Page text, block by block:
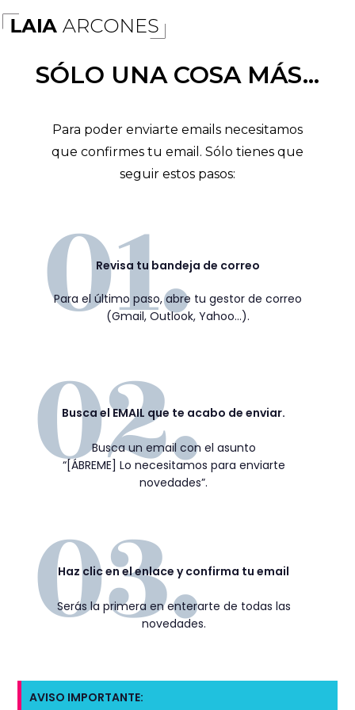
SÓLO UNA COSA MÁS...
Para poder enviarte emails necesitamos
que confirmes tu email. Sólo tienes que
seguir estos pasos:
Revisa tu bandeja de correo
Para el último paso, abre tu gestor de correo
(Gmail, Outlook, Yahoo…).
Busca el EMAIL que te acabo de enviar.
Busca un email con el asunto
“[ÁBREME] Lo necesitamos para enviarte
novedades”.
Haz clic en el enlace y confirma tu email
Serás la primera en enterarte de todas las
novedades.
AVISO IMPORTANTE: